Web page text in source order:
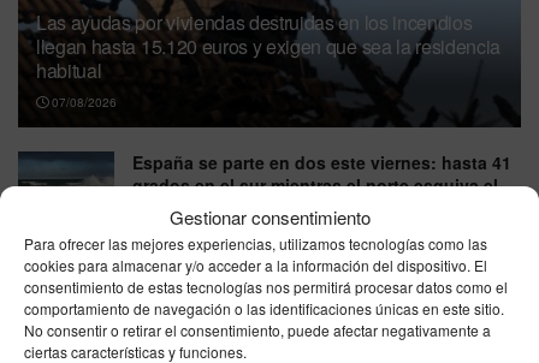
Gestionar consentimiento
Para ofrecer las mejores experiencias, utilizamos tecnologías como las
cookies para almacenar y/o acceder a la información del dispositivo. El
consentimiento de estas tecnologías nos permitirá procesar datos como el
comportamiento de navegación o las identificaciones únicas en este sitio.
No consentir o retirar el consentimiento, puede afectar negativamente a
ciertas características y funciones.
Las ayudas por viviendas destruidas en los incendios
llegan hasta 15.120 euros y exigen que sea la residencia
habitual
07/08/2026
España se parte en dos este viernes: hasta 41
grados en el sur mientras el norte esquiva el
calor extremo
07/08/2026
El tiempo en España hoy viernes 7 de agosto
de 2026: panorama por zonas
07/08/2026